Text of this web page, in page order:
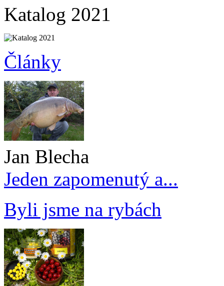
Katalog 2021
Články
Jan Blecha
Jeden zapomenutý a...
Byli jsme na rybách